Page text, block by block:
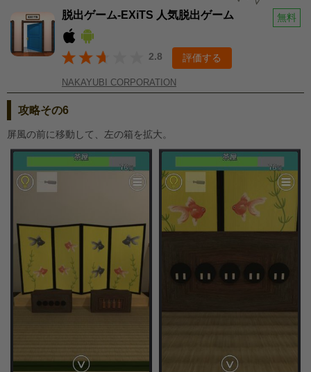
脱出ゲーム-EXiTS 人気脱出ゲーム 無料
2.8 評価する
NAKAYUBI CORPORATION
攻略その6
屏風の前に移動して、左の箱を拡大。